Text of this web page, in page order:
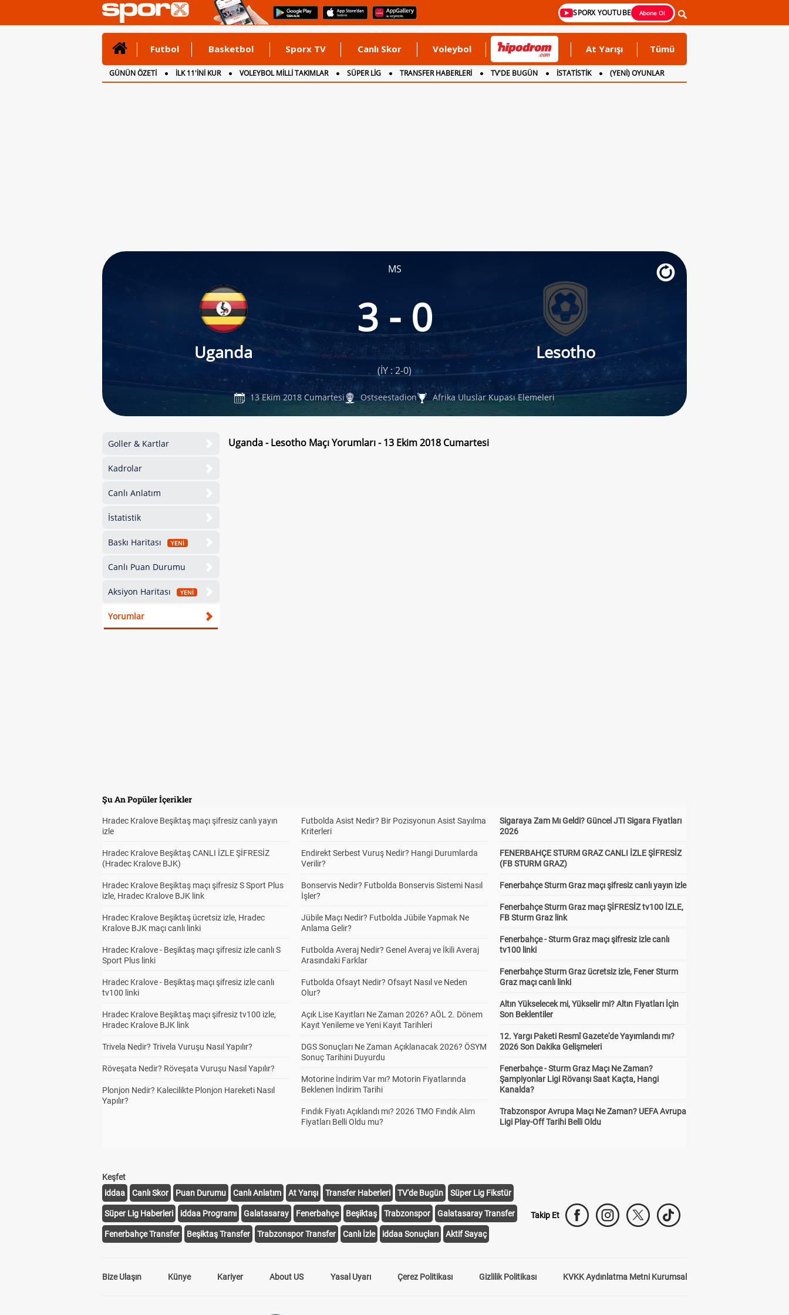
SPORX YOUTUBE Abone Ol
Futbol Basketbol Sporx TV Canlı Skor Voleybol At Yarışı Tümü
GÜNÜN ÖZETİ İLK 11'İNİ KUR VOLEYBOL MİLLİ TAKIMLAR SÜPER LİG TRANSFER HABERLERİ TV'DE BUGÜN İSTATİSTİK
(YENİ) OYUNLAR
CANLI ANLATIM
İNGİLTERE
MS
Uganda
3 - 0
Lesotho
(İY : 2-0)
13 Ekim 2018 Cumartesi Ostseestadion Afrika Uluslar Kupası Elemeleri
Goller & Kartlar
Kadrolar
Canlı Anlatım
İstatistik
Baskı Haritası YENİ
Canlı Puan Durumu
Aksiyon Haritası YENİ
Yorumlar
Uganda - Lesotho Maçı Yorumları - 13 Ekim 2018 Cumartesi
Şu An Popüler İçerikler
Hradec Kralove Beşiktaş maçı şifresiz canlı yayın
izle
Hradec Kralove Beşiktaş CANLI İZLE ŞİFRESİZ
(Hradec Kralove BJK)
Hradec Kralove Beşiktaş maçı şifresiz S Sport Plus
izle, Hradec Kralove BJK link
Hradec Kralove Beşiktaş ücretsiz izle, Hradec
Kralove BJK maçı canlı linki
Hradec Kralove - Beşiktaş maçı şifresiz izle canlı S
Sport Plus linki
Hradec Kralove - Beşiktaş maçı şifresiz izle canlı
tv100 linki
Hradec Kralove Beşiktaş maçı şifresiz tv100 izle,
Hradec Kralove BJK link
Trivela Nedir? Trivela Vuruşu Nasıl Yapılır?
Röveşata Nedir? Röveşata Vuruşu Nasıl Yapılır?
Plonjon Nedir? Kalecilikte Plonjon Hareketi Nasıl
Yapılır?
Futbolda Asist Nedir? Bir Pozisyonun Asist Sayılma
Kriterleri
Endirekt Serbest Vuruş Nedir? Hangi Durumlarda
Verilir?
Bonservis Nedir? Futbolda Bonservis Sistemi Nasıl
İşler?
Jübile Maçı Nedir? Futbolda Jübile Yapmak Ne
Anlama Gelir?
Futbolda Averaj Nedir? Genel Averaj ve İkili Averaj
Arasındaki Farklar
Futbolda Ofsayt Nedir? Ofsayt Nasıl ve Neden
Olur?
Açık Lise Kayıtları Ne Zaman 2026? AÖL 2. Dönem
Kayıt Yenileme ve Yeni Kayıt Tarihleri
DGS Sonuçları Ne Zaman Açıklanacak 2026? ÖSYM
Sonuç Tarihini Duyurdu
Motorine İndirim Var mı? Motorin Fiyatlarında
Beklenen İndirim Tarihi
Fındık Fiyatı Açıklandı mı? 2026 TMO Fındık Alım
Fiyatları Belli Oldu mu?
Sigaraya Zam Mı Geldi? Güncel JTI Sigara Fiyatları
2026
FENERBAHÇE STURM GRAZ CANLI İZLE ŞİFRESİZ
(FB STURM GRAZ)
Fenerbahçe Sturm Graz maçı şifresiz canlı yayın izle
Fenerbahçe Sturm Graz maçı ŞİFRESİZ tv100 İZLE,
FB Sturm Graz link
Fenerbahçe - Sturm Graz maçı şifresiz izle canlı
tv100 linki
Fenerbahçe Sturm Graz ücretsiz izle, Fener Sturm
Graz maçı canlı linki
Altın Yükselecek mi, Yükselir mi? Altın Fiyatları İçin
Son Beklentiler
12. Yargı Paketi Resmî Gazete'de Yayımlandı mı?
2026 Son Dakika Gelişmeleri
Fenerbahçe - Sturm Graz Maçı Ne Zaman?
Şampiyonlar Ligi Rövanşı Saat Kaçta, Hangi
Kanalda?
Trabzonspor Avrupa Maçı Ne Zaman? UEFA Avrupa
Ligi Play-Off Tarihi Belli Oldu
Keşfet
iddaa
Canlı Skor Puan Durumu Canlı Anlatım At Yarışı Transfer Haberleri TV'de Bugün Süper Lig Fikstür
Süper Lig Haberleri iddaa Programı Galatasaray Fenerbahçe Beşiktaş Trabzonspor Galatasaray Transfer
Fenerbahçe Transfer Beşiktaş Transfer Trabzonspor Transfer Canlı İzle iddaa Sonuçları Aktif Sayaç
Takip Et
Bize Ulaşın Künye Kariyer About US Yasal Uyarı Çerez Politikası Gizlilik Politikası KVKK Aydınlatma Metni Kurumsal